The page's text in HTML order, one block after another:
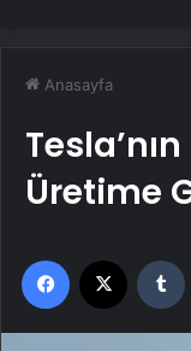
Anasayfa
Üretime
Facebook